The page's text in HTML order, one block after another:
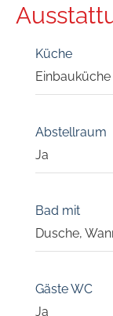
Küche
Einbauküche
Abstellraum
Ja
Bad mit
Dusche,
Gäste WC
Ja